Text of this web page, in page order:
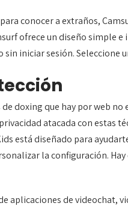
conocer a extraños,
ofrece un diseño simple
iniciar sesión.
doxing que hay por web
atacada con estas
está diseñado para
la configuración.
aplicaciones de videochat,